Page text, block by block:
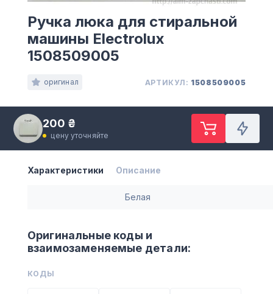
Ручка люка для стиральной
машины Electrolux
1508509005
оригинал АРТИКУЛ: 1508509005
200 ₴
цену уточняйте
Характеристики Описание
Белая
Оригинальные коды и
взаимозаменяемые детали:
КОДЫ